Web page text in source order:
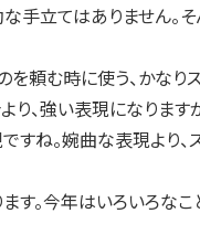
な手立てはありません
頼む時に使う、かなり
り、強い表現になりま
すね。婉曲な表現より
。今年はいろいろな